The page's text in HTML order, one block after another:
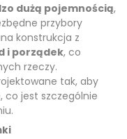
dużą pojemnością,
przybory
konstrukcja z
i porządek, co
rzeczy.
tak, aby
co jest szczególnie